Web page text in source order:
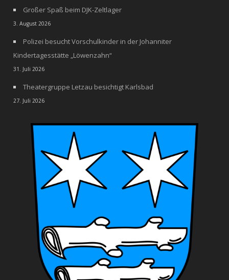
Großer Spaß beim DJK-Zeltlager
3. August 2026
Polizei besucht Vorschulkinder in der Johanniter
Kindertagesstätte „Löwenzahn“
31. Juli 2026
Theatergruppe Letzau besichtigt Karlsbad
27. Juli 2026